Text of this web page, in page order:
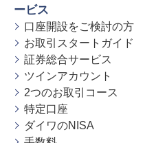
ービス
口座開設をご検討の方
お取引スタートガイド
証券総合サービス
ツインアカウント
2つのお取引コース
特定口座
ダイワのNISA